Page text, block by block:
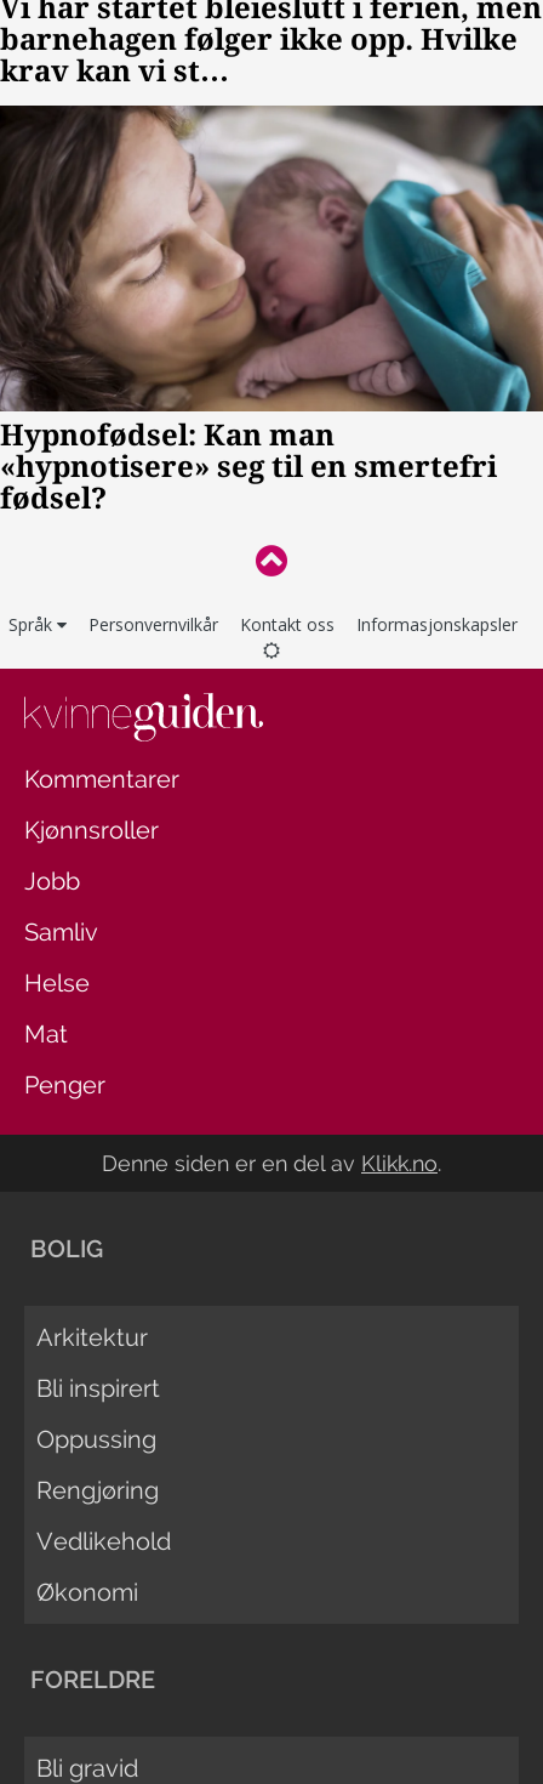
Språk Personvernvilkår Kontakt oss Informasjonskapsler
Kommentarer
Kjønnsroller
Jobb
Samliv
Helse
Mat
Penger
Denne siden er en del av Klikk.no.
BOLIG
Arkitektur
Bli inspirert
Oppussing
Rengjøring
Vedlikehold
Økonomi
FORELDRE
Bli gravid